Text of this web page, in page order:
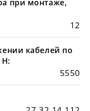
при монтаже,
12
кабелей по
Н:
5550